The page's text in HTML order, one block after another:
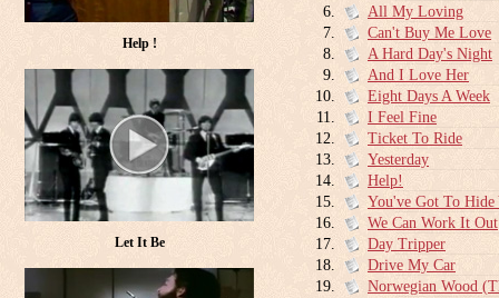
All My Loving
Can't Buy Me Love
A Hard Day's Night
And I Love Her
Eight Days A Week
I Feel Fine
Ticket To Ride
Yesterday
Help!
You've Got To
We Can Work It Out
Day Tripper
Drive My Car
Norwegian Wood
Help !
Let It Be